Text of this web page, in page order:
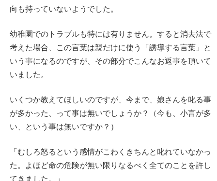
向も持っていないようでした。
幼稚園でのトラブルも特には有りません。すると消去法で
考えた場合、この言葉は親だけに使う「誘導する言葉」と
いう事になるのですが、その部分でこんなお返事を頂いて
いました。
いくつか教えてほしいのですが、今まで、娘さんを叱る事
が多かった、って事は無いでしょうか？（今も、小言が多
い、という事は無いですか？）
「むしろ怒るという感情がこわくきちんと叱れていなかっ
た。よほど命の危険が無い限りなるべく全てのことを許し
てきました。」